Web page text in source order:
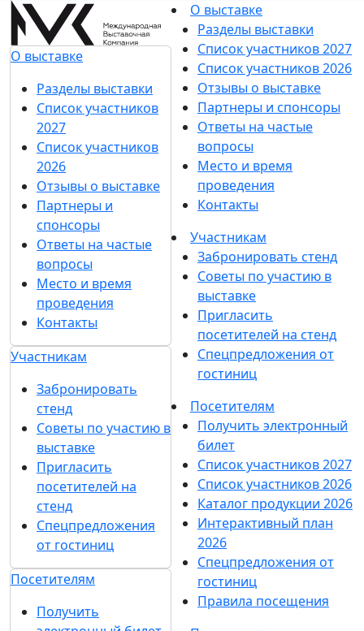
О выставке
Разделы выставки
Список участников
2027
Список участников
2026
Отзывы о выставке
Партнеры и
спонсоры
Ответы на частые
вопросы
Место и время
проведения
Контакты
Участникам
Забронировать
стенд
Советы по участию в
выставке
Пригласить
посетителей на
стенд
Спецпредложения
от гостиниц
Посетителям
Получить
О выставке
Разделы выставки
Список участников 2027
Список участников 2026
Отзывы о выставке
Партнеры и спонсоры
Ответы на частые
вопросы
Место и время
проведения
Контакты
Участникам
Забронировать стенд
Советы по участию в
выставке
Пригласить
посетителей на стенд
Спецпредложения от
гостиниц
Посетителям
Получить электронный
билет
Список участников 2027
Список участников 2026
Каталог продукции 2026
Интерактивный план
2026
Спецпредложения от
гостиниц
Правила посещения